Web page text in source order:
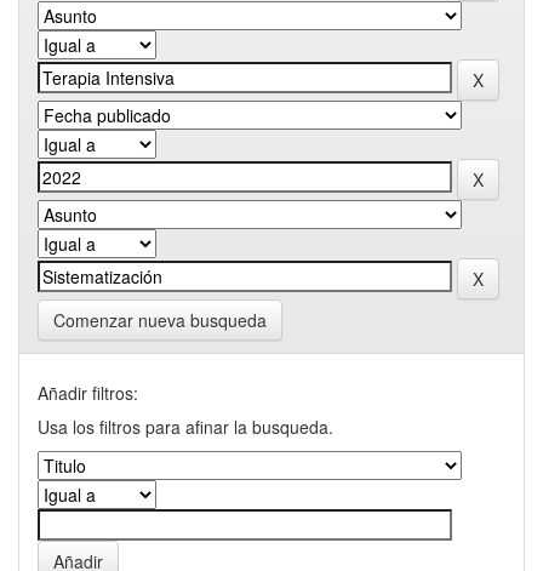
Comenzar nueva busqueda
Añadir filtros:
Usa los filtros para afinar la busqueda.